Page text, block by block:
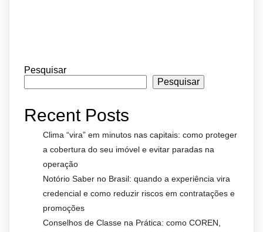
Pesquisar
Pesquisar
Recent Posts
Clima “vira” em minutos nas capitais: como proteger
a cobertura do seu imóvel e evitar paradas na
operação
Notório Saber no Brasil: quando a experiência vira
credencial e como reduzir riscos em contratações e
promoções
Conselhos de Classe na Prática: como COREN,